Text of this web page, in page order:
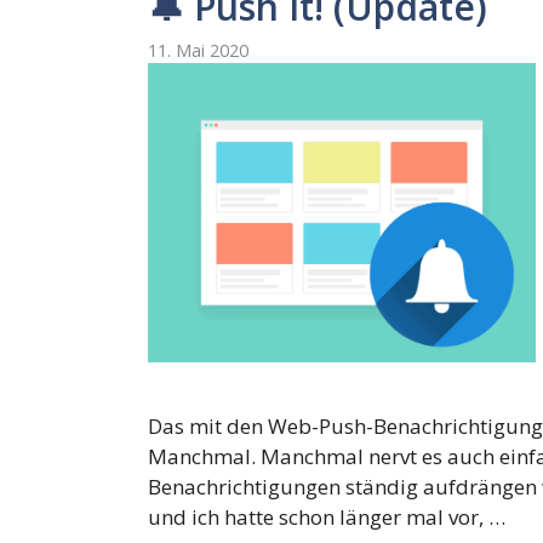
11. Mai 2020
Das mit den Web-Push-
Manchmal. Manchmal nervt es auch
Benachrichtigungen ständig
und ich hatte schon länger mal vor, …